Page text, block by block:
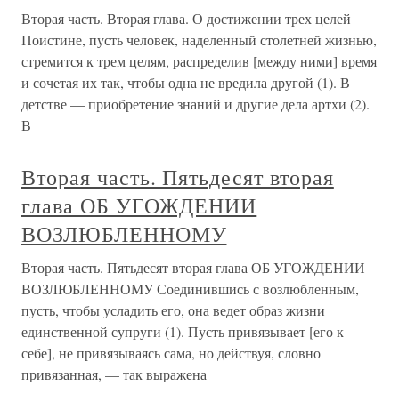
Вторая часть. Вторая глава. О достижении трех целей
Поистине, пусть человек, наделенный столетней жизнью,
стремится к трем целям, распределив [между ними] время
и сочетая их так, чтобы одна не вредила другой (1). В
детстве — приобретение знаний и другие дела артхи (2).
В
Вторая часть. Пятьдесят вторая
глава ОБ УГОЖДЕНИИ
ВОЗЛЮБЛЕННОМУ
Вторая часть. Пятьдесят вторая глава ОБ УГОЖДЕНИИ
ВОЗЛЮБЛЕННОМУ Соединившись с возлюбленным,
пусть, чтобы усладить его, она ведет образ жизни
единственной супруги (1). Пусть привязывает [его к
себе], не привязываясь сама, но действуя, словно
привязанная, — так выражена